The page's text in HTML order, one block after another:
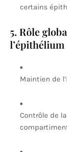
certains
5. Rôle
l’épithélium
Maintien de
Contrôle de